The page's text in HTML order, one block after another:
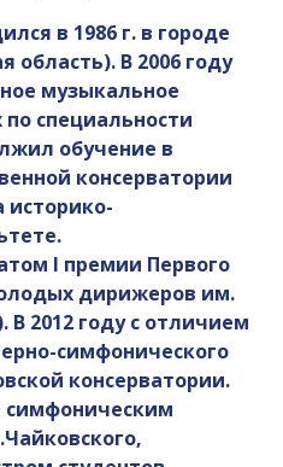
в 1986 г. в городе
область). В 2006 году
музыкальное
специальности
обучение в
консерватории
историко-
I премии Первого
дирижеров им.
2012 году с отличием
симфонического
консерватории.
симфоническим